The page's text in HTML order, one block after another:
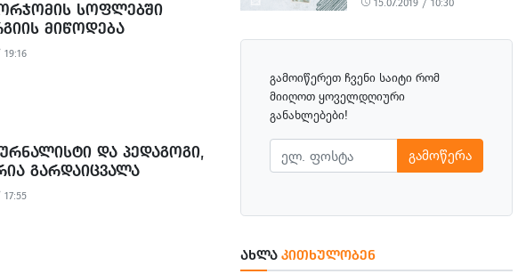
ᲡᲝᲤᲚᲔᲑᲨᲘ
ᲛᲘᲬᲝᲓᲔᲑᲐ
ᲓᲐ ᲞᲔᲓᲐᲒᲝᲒᲘ,
ᲒᲐᲠᲓᲐᲘᲪᲕᲐᲚᲐ
გამოიწერეთ ჩვენი საიტი რომ
მიიღოთ ყოველდღიური
განახლებები!
გამოწერა
ᲐᲮᲚᲐᲙᲘᲗᲮᲣᲚᲝᲑᲔᲜ